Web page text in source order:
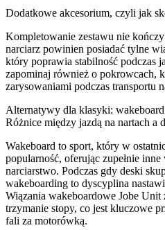
Dodatkowe akcesorium, czyli jak
Kompletowanie zestawu nie
narciarz powinien posiadać tylne
który poprawia stabilność podczas
zapominaj również o pokrowcach,
zarysowaniami podczas transportu
Alternatywy dla klasyki:
Różnice między jazdą na nartach a
Wakeboard to sport, który w
popularność, oferując zupełnie
narciarstwo. Podczas gdy deski
wakeboarding to dyscyplina
Wiązania wakeboardowe Jobe Unit
trzymanie stopy, co jest kluczowe
fali za motorówką.